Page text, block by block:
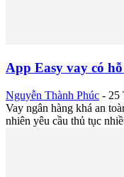
App Easy vay có
Nguyễn Thành Phúc - 25
Vay ngân hàng khá an
nhiên yêu cầu thủ tục